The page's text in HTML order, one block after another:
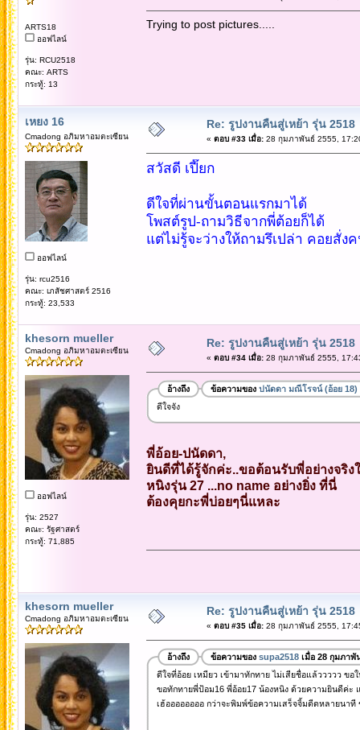
ARTS18
ออฟไลน์
รุ่น: RCU2518
คณะ: ARTS
กระทู้: 13
Trying to post pictures.....
เหยง 16
Cmadong อภิมหาอมตะเซียน
ออฟไลน์
รุ่น: rcu2516
คณะ: เภสัชศาสตร์ 2516
กระทู้: 23,533
Re: รูปงานคืนสู่เหย้า รุ่น 2518
« ตอบ #33 เมื่อ:28 กุมภาพันธ์ 2555,
สวัสดี เปี๊ยก
ดีใจที่ผ่านขั้นตอนแรกมาได้
โพสต์รูป-ถามวิธีจากพี่ต้อยก็ได้
แต่ไม่รู้จะว่างให้ถามรึเปล่า คอยสั่
khesorn mueller
Cmadong อภิมหาอมตะเซียน
ออฟไลน์
รุ่น: 2527
คณะ: รัฐศาสตร์
กระทู้: 71,885
Re: รูปงานคืนสู่เหย้า รุ่น 2518
« ตอบ #34 เมื่อ:28 กุมภาพันธ์ 2555,
อ้างถึง ข้อความของ ปนัดดา มณีโรจน์ (อ้อย 18)
ดีใจจัง
พี่อ้อย-ปนัดดา,
ยินดีที่ได้รู้จักค่ะ..ขอต้อนรับพี่อย่างจริง
หนิงรุ่น 27 ...no name อย่างยิ่ง ที่นี่
ต้องคุยกะพี่บ่อยๆนี่แหละ
khesorn mueller
Cmadong อภิมหาอมตะเซียน
Re: รูปงานคืนสู่เหย้า รุ่น 2518
« ตอบ #35 เมื่อ:28 กุมภาพันธ์ 2555,
อ้างถึง ข้อความของ supa2518เมื่อ 28 กุมภาพั
ดีใจที่อ้อย เหมียว เข้ามาทักทาย ไม่เสียชื่อแล้ววววว ขอ
ขอทักทายพี่ป้อม16 พี่อ้อย17 น้องหนิง ด้วยความยินดีค่
เฮ้ออออออออ กว่าจะพิมพ์ข้อความเสร็จจิ้มดีดหลายนาที